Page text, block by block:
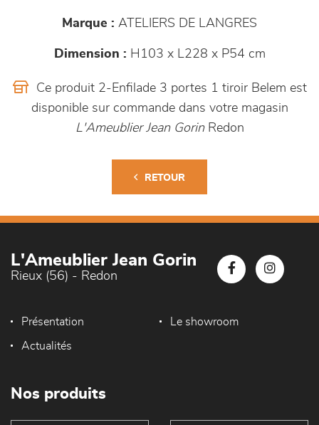
Marque : ATELIERS DE LANGRES
Dimension : H103 x L228 x P54 cm
Ce produit 2-Enfilade 3 portes 1 tiroir Belem est
disponible sur commande dans votre magasin
L'Ameublier Jean GorinRedon
RETOUR
L'Ameublier Jean Gorin
Rieux (56) - Redon
Présentation Le showroom
Actualités
Nos produits